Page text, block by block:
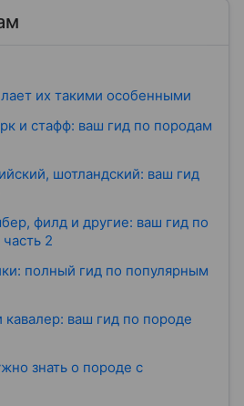
их такими особенными
и стафф: ваш гид по породам
шотландский: ваш гид
филд и другие: ваш гид по
2
полный гид по популярным
кавалер: ваш гид по породе
знать о породе с